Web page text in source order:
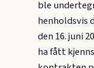
ble
henholdsvis
den 16. juni
ha fått